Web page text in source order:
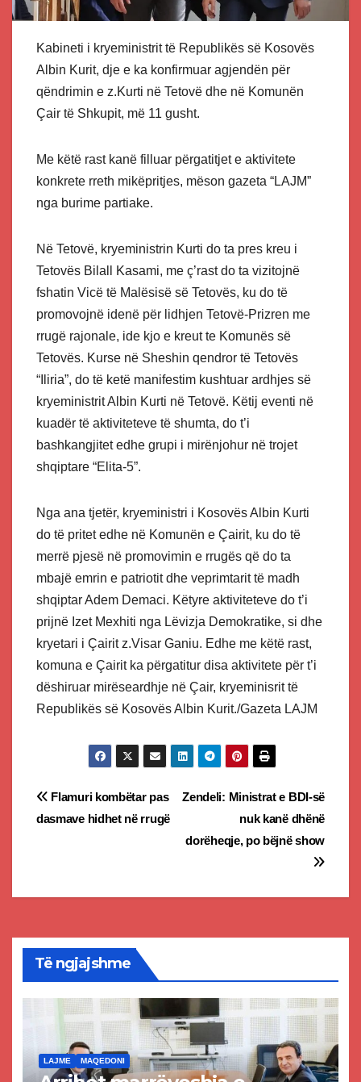
Kabineti i kryeministrit të Republikës së Kosovës
Albin Kurit, dje e ka konfirmuar agjendën për
qëndrimin e z.Kurti në Tetovë dhe në Komunën
Çair të Shkupit, më 11 gusht.
Me këtë rast kanë filluar përgatitjet e aktivitete
konkrete rreth mikëpritjes, mëson gazeta “LAJM”
nga burime partiake.
Në Tetovë, kryeministrin Kurti do ta pres kreu i
Tetovës Bilall Kasami, me ç’rast do ta vizitojnë
fshatin Vicë të Malësisë së Tetovës, ku do të
promovojnë idenë për lidhjen Tetovë-Prizren me
rrugë rajonale, ide kjo e kreut te Komunës së
Tetovës. Kurse në Sheshin qendror të Tetovës
“Iliria”, do të ketë manifestim kushtuar ardhjes së
kryeministrit Albin Kurti në Tetovë. Këtij eventi në
kuadër të aktiviteteve të shumta, do t’i
bashkangjitet edhe grupi i mirënjohur në trojet
shqiptare “Elita-5”.
Nga ana tjetër, kryeministri i Kosovës Albin Kurti
do të pritet edhe në Komunën e Çairit, ku do të
merrë pjesë në promovimin e rrugës që do ta
mbajë emrin e patriotit dhe veprimtarit të madh
shqiptar Adem Demaci. Këtyre aktiviteteve do t’i
prijnë Izet Mexhiti nga Lëvizja Demokratike, si dhe
kryetari i Çairit z.Visar Ganiu. Edhe me këtë rast,
komuna e Çairit ka përgatitur disa aktivitete për t’i
dëshiruar mirëseardhje në Çair, kryeminisrit të
Republikës së Kosovës Albin Kurit./Gazeta LAJM
Post
navigation
Zendeli: Ministrat e BDI-së
nuk kanë dhënë
dorëheqje, po bëjnë show
Flamuri kombëtar pas
dasmave hidhet në rrugë
Të ngjajshme
LAJME MAQEDONI